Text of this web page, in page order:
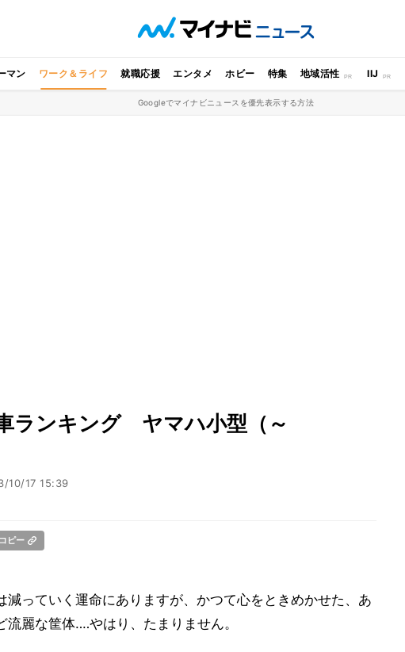
マン ワーク＆ライフ 就職応援 エンタメ ホビー 特集 地域活性 IIJ
Googleでマイナビニュースを優先表示する方法
ランキング ヤマハ小型（～
10/17 15:39
ピー
減っていく運命にありますが、かつて心をときめかせた、あ
麗な筐体‥‥やはり、たまりません。